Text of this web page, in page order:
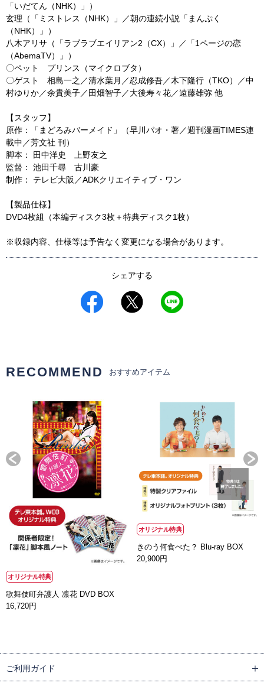
「いだてん（NHK）」）
玄理（「ミストレス（NHK）」／朝の連続小説「まんぷく
（NHK）」）
八木アリサ（「ラブラブエイリアン2（CX）」／「1ページの恋
（AbemaTV）」）
〇ペット プリンス（マイクロブタ）
〇ゲスト 相島一之／清水葉月／忍成修吾／木下隆行（TKO）／中
村ゆりか／余貴美子／田畑智子／大後寿々花／遠藤雄弥 他
【スタッフ】
原作：「まどろみバーメイド」（早川パオ・著／週刊漫画TIMES連
載中／芳文社 刊）
脚本： 田中洋史 上野友之
監督： 池田千尋 古川豪
制作： テレビ大阪／ADKクリエイティブ・ワン
【製品仕様】
DVD4枚組（本編ディスク3枚＋特典ディスク1枚）
※収録内容、仕様等は予告なく変更になる場合があります。
シェアする
RECOMMEND おすすめアイテム
オリジナル特典
歌舞伎町弁護人 凛花 DVD BOX
16,720円
オリジナル特典
きのう何食べた？ Blu-ray BOX
20,900円
ご利用ガイド